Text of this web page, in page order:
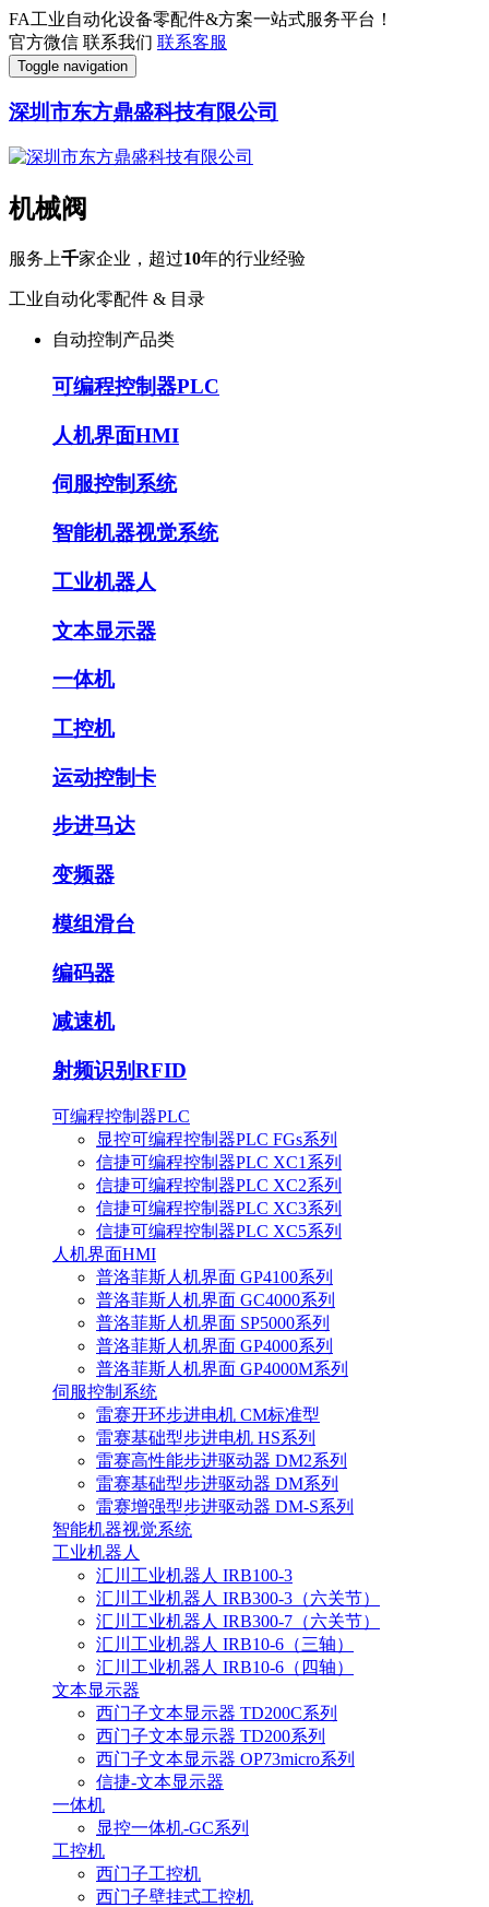
FA工业自动化设备零配件&方案一站式服务平台！
官方微信 联系我们 联系客服
Toggle navigation
深圳市东方鼎盛科技有限公司
机械阀
服务上千家企业，超过10年的行业经验
工业自动化零配件 & 目录
自动控制产品类
可编程控制器PLC
人机界面HMI
伺服控制系统
智能机器视觉系统
工业机器人
文本显示器
一体机
工控机
运动控制卡
步进马达
变频器
模组滑台
编码器
减速机
射频识别RFID
可编程控制器PLC
显控可编程控制器PLC FGs系列
信捷可编程控制器PLC XC1系列
信捷可编程控制器PLC XC2系列
信捷可编程控制器PLC XC3系列
信捷可编程控制器PLC XC5系列
人机界面HMI
普洛菲斯人机界面 GP4100系列
普洛菲斯人机界面 GC4000系列
普洛菲斯人机界面 SP5000系列
普洛菲斯人机界面 GP4000系列
普洛菲斯人机界面 GP4000M系列
伺服控制系统
雷赛开环步进电机 CM标准型
雷赛基础型步进电机 HS系列
雷赛高性能步进驱动器 DM2系列
雷赛基础型步进驱动器 DM系列
雷赛增强型步进驱动器 DM-S系列
智能机器视觉系统
工业机器人
汇川工业机器人 IRB100-3
汇川工业机器人 IRB300-3（六关节）
汇川工业机器人 IRB300-7（六关节）
汇川工业机器人 IRB10-6（三轴）
汇川工业机器人 IRB10-6（四轴）
文本显示器
西门子文本显示器 TD200C系列
西门子文本显示器 TD200系列
西门子文本显示器 OP73micro系列
信捷-文本显示器
一体机
显控一体机-GC系列
工控机
西门子工控机
西门子壁挂式工控机